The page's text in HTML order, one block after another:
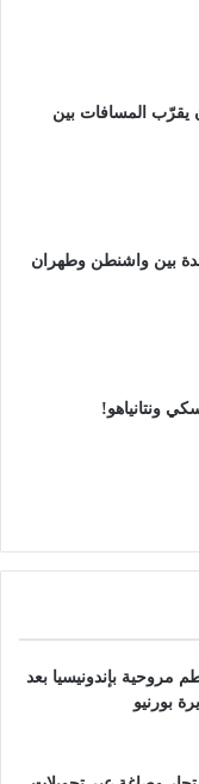
يقرّب المسافات بين
بين واشنطن وطهران
ونتانياهو!
مروحية بإندونيسيا بعد
بورنيو